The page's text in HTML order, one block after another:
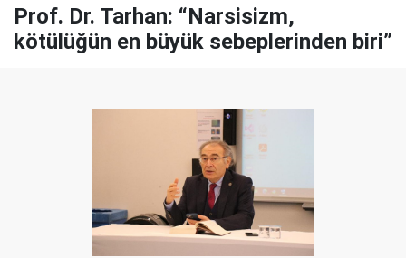
Prof. Dr. Tarhan: “Narsisizm,
kötülüğün en büyük sebeplerinden biri”